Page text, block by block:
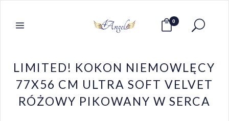
0
LIMITED! KOKON NIEMOWLĘCY
77X56 CM ULTRA SOFT VELVET
RÓŻOWY PIKOWANY W SERCA